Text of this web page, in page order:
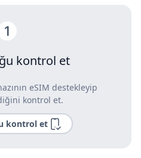
kontrol et
eSIM destekleyip
kontrol et.
kontrol et